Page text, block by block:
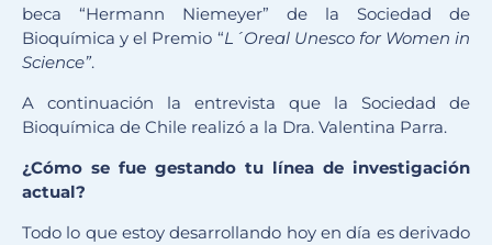
beca “Hermann Niemeyer” de la Sociedad de
Bioquímica y el Premio “L´Oreal Unesco for Women in
Science”.
A continuación la entrevista que la Sociedad de
Bioquímica de Chile realizó a la Dra. Valentina Parra.
¿Cómo se fue gestando tu línea de investigación
actual?
Todo lo que estoy desarrollando hoy en día es derivado